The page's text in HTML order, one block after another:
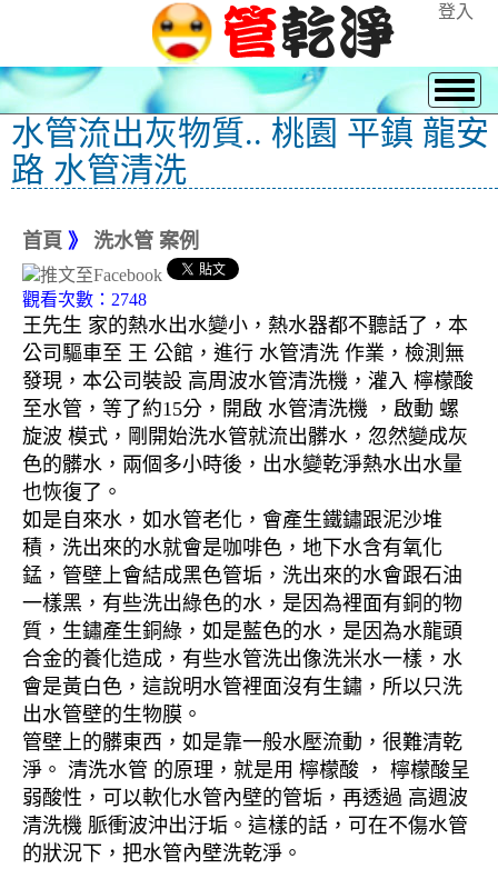
登入
水管流出灰物質.. 桃園 平鎮 龍安
路 水管清洗
首頁 》 洗水管 案例
觀看次數：2748
王先生 家的熱水出水變小，熱水器都不聽話了，本
公司驅車至 王 公館，進行 水管清洗 作業，檢測無
發現，本公司裝設 高周波水管清洗機，灌入 檸檬酸
至水管，等了約15分，開啟 水管清洗機 ，啟動 螺
旋波 模式，剛開始洗水管就流出髒水，忽然變成灰
色的髒水，兩個多小時後，出水變乾淨熱水出水量
也恢復了。
如是自來水，如水管老化，會產生鐵鏽跟泥沙堆
積，洗出來的水就會是咖啡色，地下水含有氧化
錳，管壁上會結成黑色管垢，洗出來的水會跟石油
一樣黑，有些洗出綠色的水，是因為裡面有銅的物
質，生鏽產生銅綠，如是藍色的水，是因為水龍頭
合金的養化造成，有些水管洗出像洗米水一樣，水
會是黃白色，這說明水管裡面沒有生鏽，所以只洗
出水管壁的生物膜。
管壁上的髒東西，如是靠一般水壓流動，很難清乾
淨。 清洗水管 的原理，就是用 檸檬酸 ， 檸檬酸呈
弱酸性，可以軟化水管內壁的管垢，再透過 高週波
清洗機 脈衝波沖出汙垢。這樣的話，可在不傷水管
的狀況下，把水管內壁洗乾淨。